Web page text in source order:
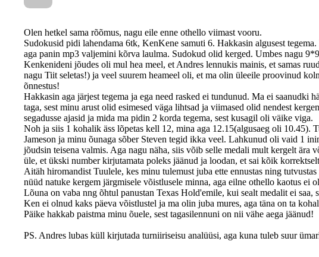
Olen hetkel sama rõõmus, nagu eile enne othello viimast vooru.
Sudokusid pidi lahendama 6tk, KenKene samuti 6. Hakkasin algusest
aga panin mp3 valjemini kõrva laulma. Sudokud olid kerged. Umbes nagu
Kenkenideni jõudes oli mul hea meel, et Andres lennukis mainis, et samas
nagu Tiit seletas!) ja veel suurem heameel oli, et ma olin üleeile proovinud
õnnestus!
Hakkasin aga järjest tegema ja ega need rasked ei tundunud. Ma ei saanudki
taga, sest minu arust olid esimesed väga lihtsad ja viimased olid nendest
segadusse ajasid ja mida ma pidin 2 korda tegema, sest kusagil oli väike viga.
Noh ja siis 1 kohalik äss lõpetas kell 12, mina aga 12.15(algusaeg oli 10.45).
Jameson ja minu õunaga sõber Steven tegid ikka veel. Lahkunud oli vaid 1
jõudsin teisena valmis. Aga nagu näha, siis võib selle medali mult kergelt ära
üle, et ükski number kirjutamata poleks jäänud ja loodan, et sai kõik
Aitäh hiromandist Tuulele, kes minu tulemust juba ette ennustas ning
nüüd natuke kergem järgmisele võistlusele minna, aga eilne othello kaotus ei
Lõuna on vaba nng õhtul panustan Texas Hold'emile, kui sealt medalit ei saa,
Ken ei olnud kaks päeva võistlustel ja ma olin juba mures, aga täna on ta
Päike hakkab paistma minu õuele, sest tagasilennuni on nii vähe aega jäänud!
PS. Andres lubas küll kirjutada turniiriseisu analüüsi, aga kuna tuleb suur